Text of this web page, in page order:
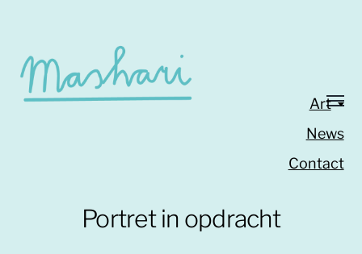
Art
News
Contact
Portret in opdracht